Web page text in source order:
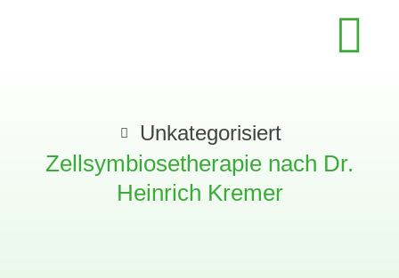
Unkategorisiert
Zellsymbiosetherapie nach Dr.
Heinrich Kremer